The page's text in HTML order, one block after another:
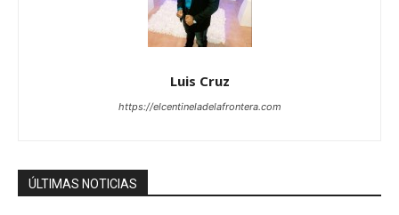
Luis Cruz
https://elcentineladelafrontera.com
ÚLTIMAS NOTICIAS